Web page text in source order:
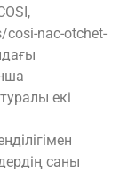
nac-otchet-
екі
саны